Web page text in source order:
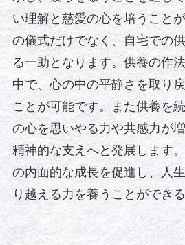
い理解と慈愛の心を培うこと
の儀式だけでなく、自宅での
る一助となります。供養の作
中で、心の中の平静さを取り
ことが可能です。また供養を
の心を思いやる力や共感力が
精神的な支えへと発展します
の内面的な成長を促進し、人
り越える力を養うことができる